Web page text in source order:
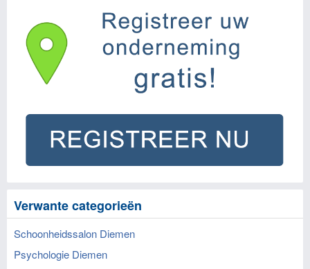
Verwante categorieën
Schoonheidssalon Diemen
Psychologie Diemen